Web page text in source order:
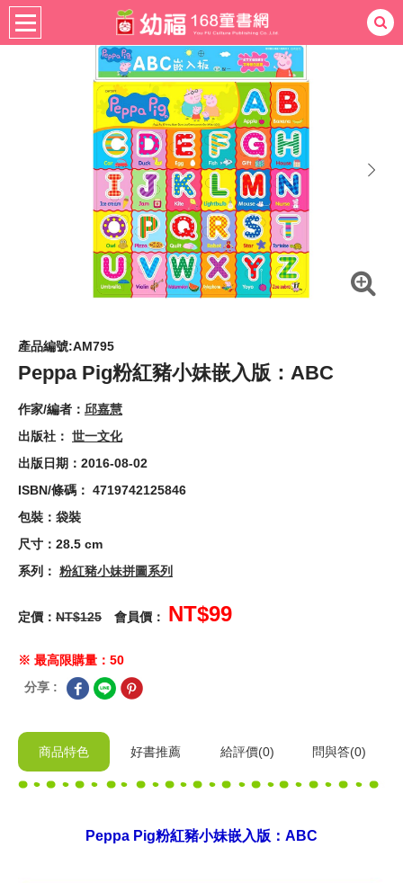
熱門：忍者兔ㄅㄆㄇ學習
手指按按拼圖練習本積木
3D立體書繪本讀本
書籍分齡 適用年齡 4-6歲
next
產品編號:AM795
Peppa Pig粉紅豬小妹嵌入版：ABC
作家/編者： 邱嘉慧
出版社： 世一文化
出版日期：2016-08-02
ISBN/條碼： 4719742125846
包裝：袋裝
尺寸：28.5 cm
系列： 粉紅豬小妹拼圖系列
定價： NT$125 會員價： NT$99
※ 最高限購量：50
分享 :
商品特色 好書推薦 給評價(0) 問與答(0)
Peppa Pig粉紅豬小妹嵌入版：ABC